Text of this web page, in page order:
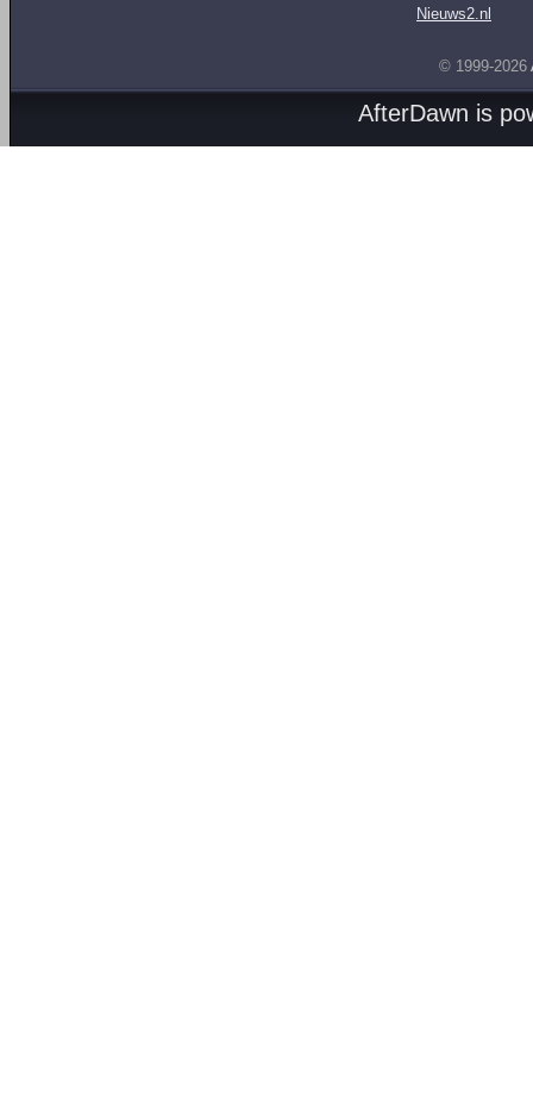
Nieuws2.nl
© 1999-2026
AfterDawn is